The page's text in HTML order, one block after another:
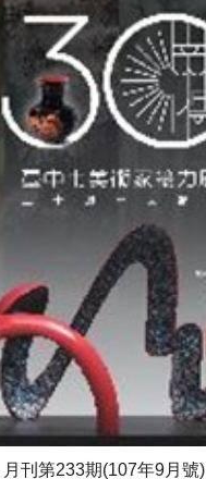
月刊第233期(107年9月號)